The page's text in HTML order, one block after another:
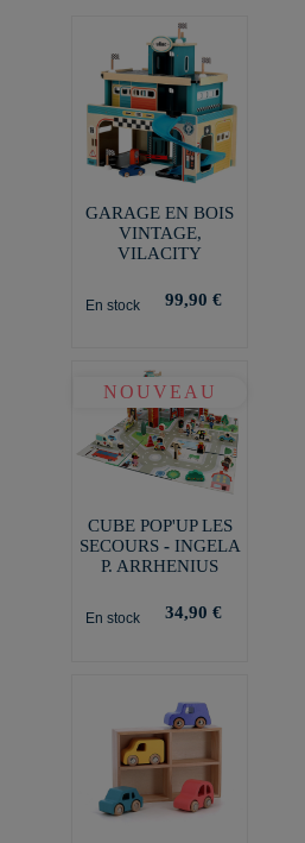
GARAGE EN BOIS
VINTAGE,
VILACITY
En stock 99,90 €
NOUVEAU
CUBE POP'UP LES
SECOURS - INGELA
P. ARRHENIUS
En stock 34,90 €